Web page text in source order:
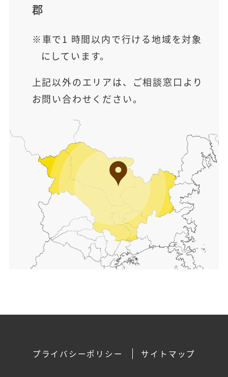
郡
車で1 時間以内で行ける地域を対象
にしています。
上記以外のエリアは、ご相談窓口より
お問い合わせください。
プライバシーポリシー サイトマップ